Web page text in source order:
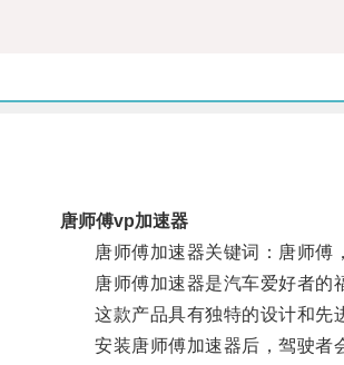
唐师傅vp加速器
唐师傅加速器关键词：唐师傅，
唐师傅加速器是汽车爱好者的
这款产品具有独特的设计和先进
安装唐师傅加速器后，驾驶者会